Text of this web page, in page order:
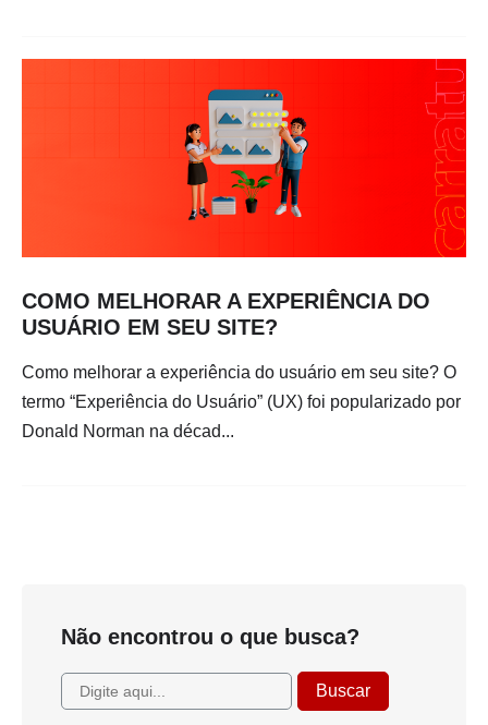
COMO MELHORAR A EXPERIÊNCIA DO
USUÁRIO EM SEU SITE?
Como melhorar a experiência do usuário em seu site? O
termo “Experiência do Usuário” (UX) foi popularizado por
Donald Norman na décad...
Não encontrou o que busca?